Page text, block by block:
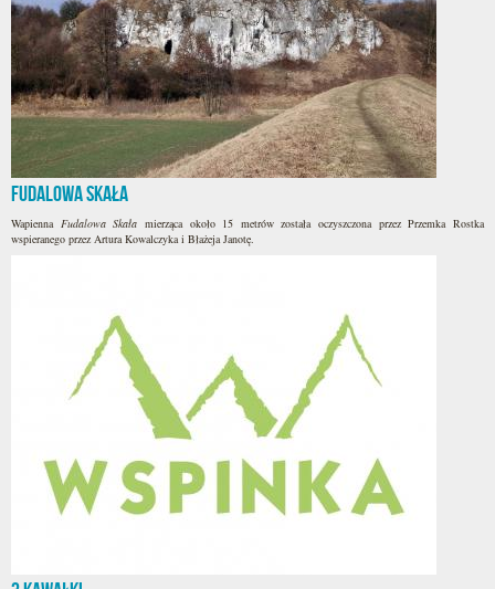
Fudalowa Skała
Wapienna Fudalowa Skała mierząca około 15 metrów została oczyszczona przez Przemka Rostka
wspieranego przez Artura Kowalczyka i Błażeja Janotę.